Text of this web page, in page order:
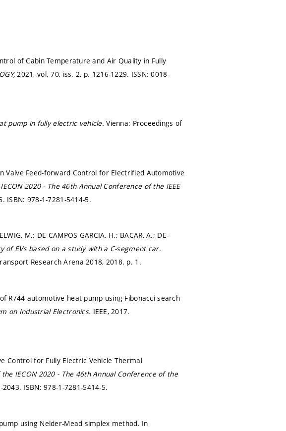
of Cabin Temperature and Air Quality in Fully
2021, vol. 70, iss. 2, p. 1216-1229. ISSN: 0018-
pump in fully electric vehicle.Vienna: Proceedings of
Valve Feed-forward Control for Electrified Automotive
2020 - The 46th Annual Conference of the IEEE
ISBN: 978-1-7281-5414-5.
M.; DE CAMPOS GARCIA, H.; BACAR, A.; DE-
EVs based on a study with a C-segment car.
Research Arena 2018, 2018. p. 1.
R744 automotive heat pump using Fibonacci search
on Industrial Electronics. IEEE, 2017.
Control for Fully Electric Vehicle Thermal
IECON 2020 - The 46th Annual Conference of the
2043. ISBN: 978-1-7281-5414-5.
using Nelder-Mead simplex method. In